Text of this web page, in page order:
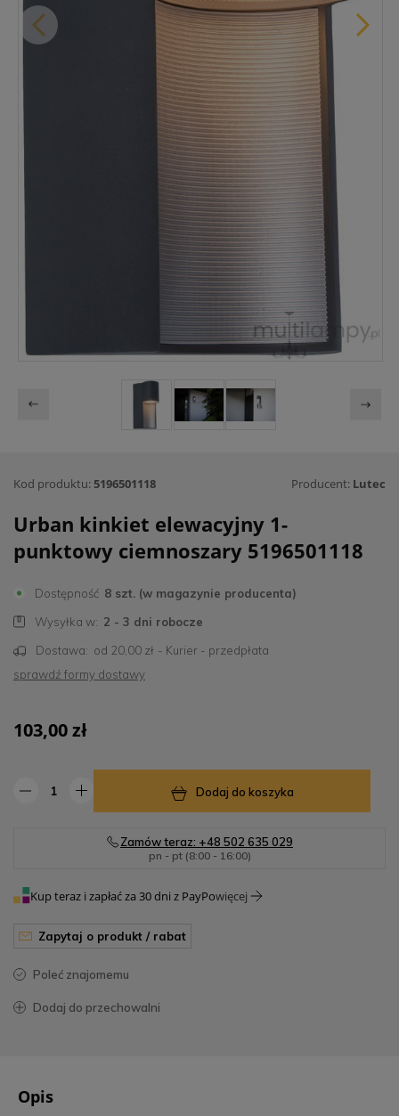
Kod produktu:5196501118 Producent: Lutec
Urban kinkiet elewacyjny 1-
punktowy ciemnoszary 5196501118
Dostępność 8 szt. (w magazynie producenta)
Wysyłka w: 2 - 3 dni robocze
Dostawa: od 20,00 zł - Kurier - przedpłata
sprawdź formy dostawy
103,00 zł
Dodaj do koszyka
Zamów teraz: +48 502 635 029
pn - pt (8:00 - 16:00)
Kup teraz i zapłać za 30 dni z PayPowięcej
zapytaj o produkt / rabat
poleć znajomemu
dodaj do przechowalni
Opis